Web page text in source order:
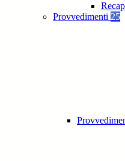
Provvedimenti 25